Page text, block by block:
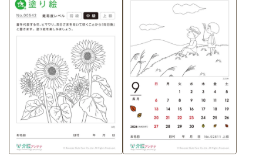
（カレンダー作り・初級）で
す。 関連キーワード：向日葵・
ヒマワリ・サンフラワー・花・
植物・自然・装飾・マンダラ
会」（カレンダー作り・上級）
群・都会・打上演出・夜景・光
景・大規模イベント